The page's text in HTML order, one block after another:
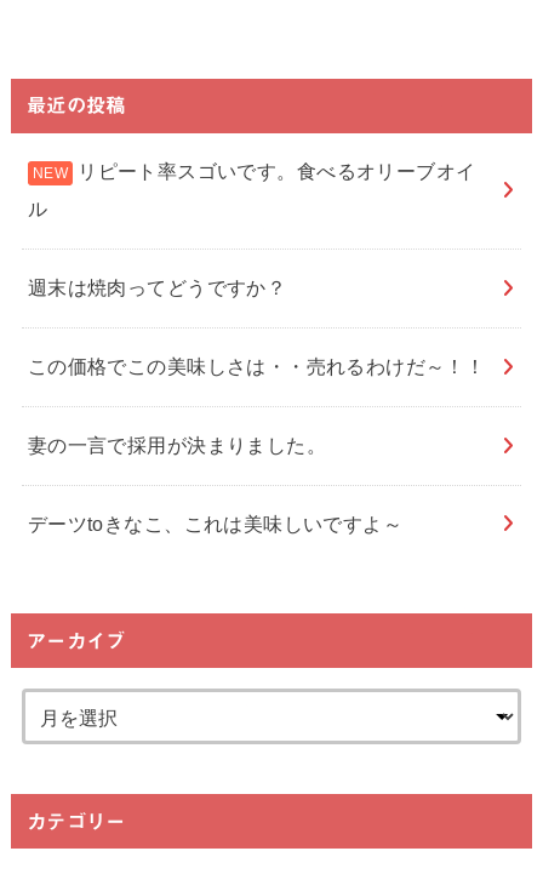
最近の投稿
リピート率スゴいです。食べるオリーブオイ
ル
週末は焼肉ってどうですか？
この価格でこの美味しさは・・売れるわけだ～！！
妻の一言で採用が決まりました。
デーツtoきなこ、これは美味しいですよ～
アーカイブ
カテゴリー